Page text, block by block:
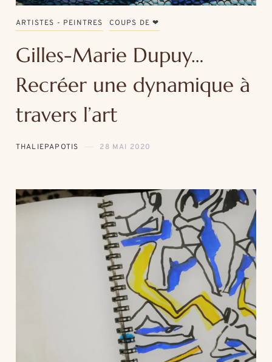
ARTISTES - PEINTRES COUPS DE ❤
Gilles-Marie Dupuy…
Recréer une dynamique à
travers l’art
THALIEPAPOTIS 28 MAI 2020